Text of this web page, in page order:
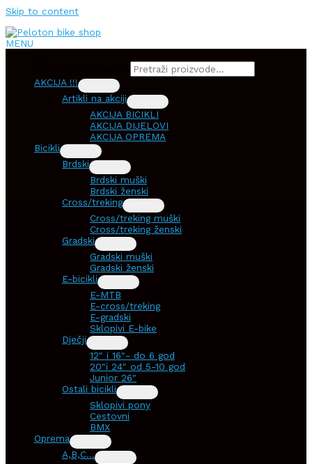
Skip to content
MENU
AKCIJA !!!
Artikli na akciji
AKCIJA BICIKLI
AKCIJA DIJELOVI
AKCIJA OPREMA
Bicikli
Brdski
Brdski muški
Brdski ženski
Cross/treking
Cross/treking muški
Cross/treking ženski
Gradski
Gradski muški
Gradski ženski
E-bicikli
E-MTB
E-cross/treking
E-gradski
Sklopivi E-bike
Dječji
12″ i 16″- do 6 god
20″i 24″ od 5-10 god
Junior 26″
Ostali bicikli
Sklopivi pony
Cestovni
BMX
Oprema
A,B,C…